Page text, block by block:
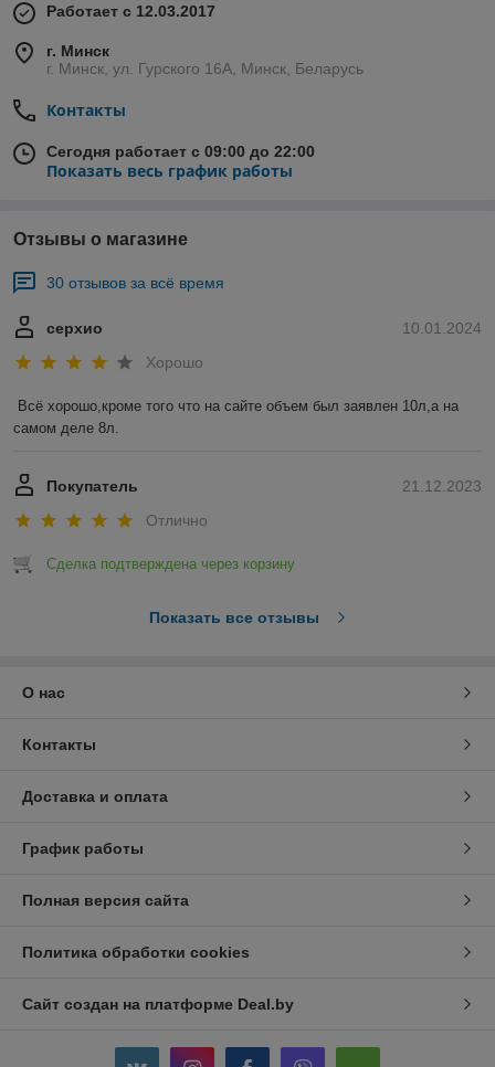
Работает с 12.03.2017
г. Минск
г. Минск, ул. Гурского 16А, Минск, Беларусь
Контакты
Сегодня работает с 09:00 до 22:00
Показать весь график работы
Отзывы о магазине
30 отзывов за всё время
10.01.2024
серхио
Хорошо
Всё хорошо,кроме того что на сайте объем был заявлен 10л,а на
самом деле 8л.
21.12.2023
Покупатель
Отлично
Сделка подтверждена через корзину
Показать все отзывы
О нас
Контакты
Доставка и оплата
График работы
Полная версия сайта
Политика обработки cookies
Сайт создан на платформе Deal.by